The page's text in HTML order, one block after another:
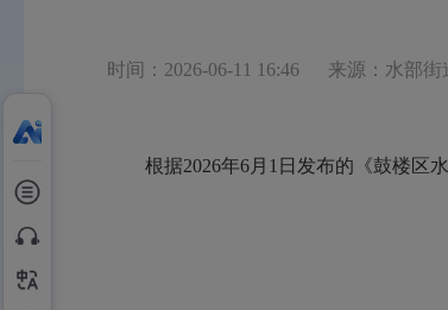
时间：2026-06-11 16:46 来源：水部街
根据2026年6月1日发布的《鼓楼区